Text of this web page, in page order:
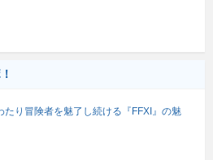
たり冒険者を魅了し続ける『FFXI』の魅